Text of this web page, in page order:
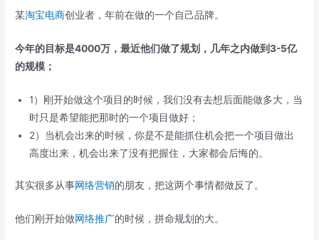
某淘宝电商创业者，年前在做的一个自己品牌。
今年的目标是4000万，最近他们做了规划，几年之内做到3-5亿
的规模；
1）刚开始做这个项目的时候，我们没有去想后面能做多大，当
时只是希望能把那时的一个项目做好；
2）当机会出来的时候，你是不是能抓住机会把一个项目做出
高度出来，机会出来了没有把握住，大家都会后悔的。
其实很多从事网络营销的朋友，把这两个事情都做反了。
他们刚开始做网络推广的时候，拼命规划的大。